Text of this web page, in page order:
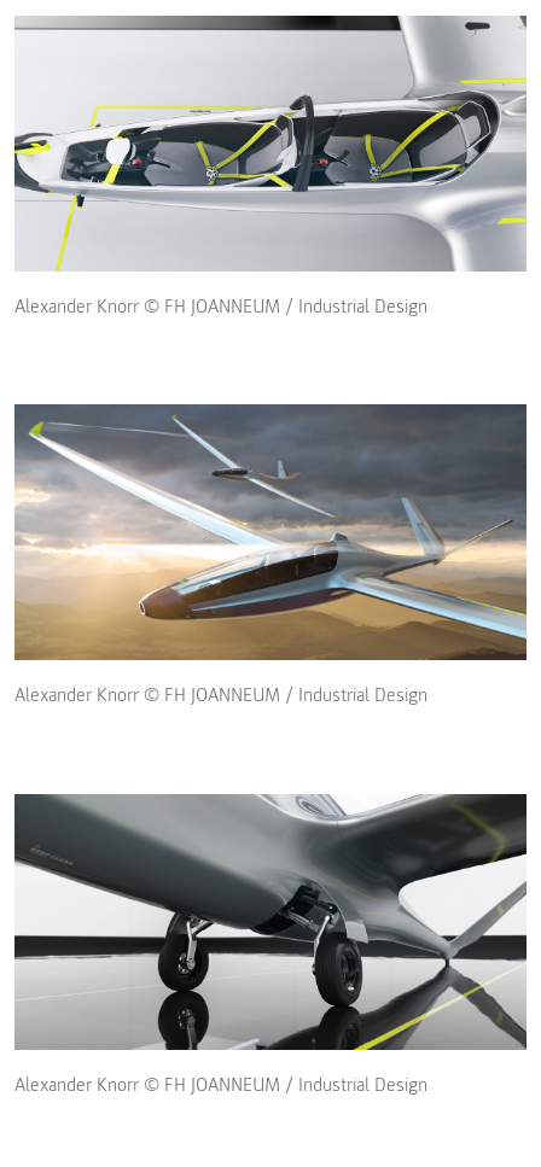
Alexander Knorr © FH JOANNEUM / Industrial Design
Alexander Knorr © FH JOANNEUM / Industrial Design
Alexander Knorr © FH JOANNEUM / Industrial Design